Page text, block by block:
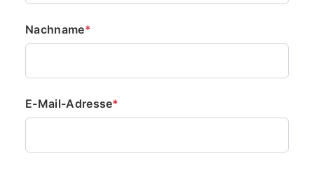
Nachname*
E-Mail-Adresse*